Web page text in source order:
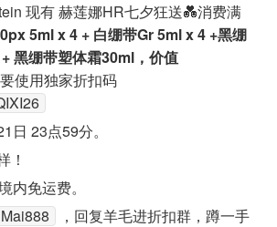
现有 赫莲娜HR七夕狂送💑消费满
5ml x 4 + 白绷带Gr 5ml x 4 +黑绷
黑绷带塑体霜30ml ， 价值
使用独家折扣码
日 23点59分。
！
内免运费。
，回复羊毛进折扣群，蹲一手